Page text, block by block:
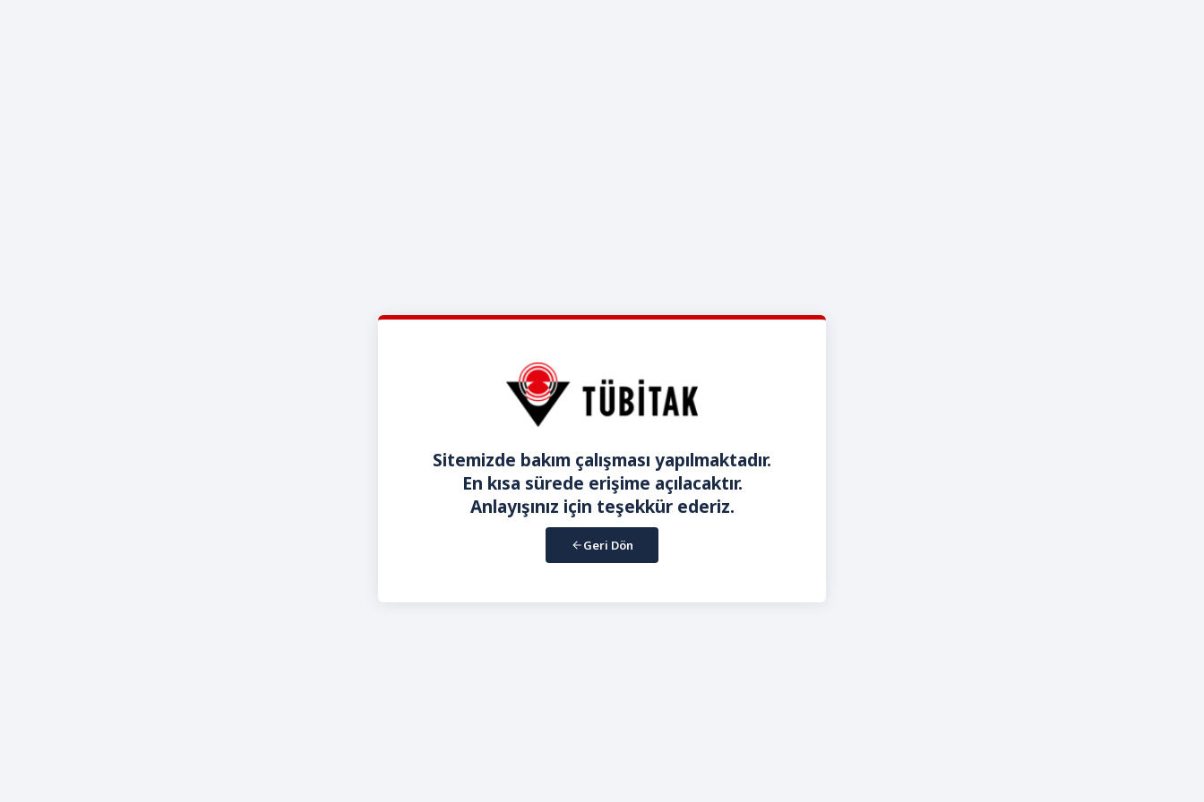
Sitemizde bakım çalışması yapılmaktadır.
En kısa sürede erişime açılacaktır.
Anlayışınız için teşekkür ederiz.
Geri Dön